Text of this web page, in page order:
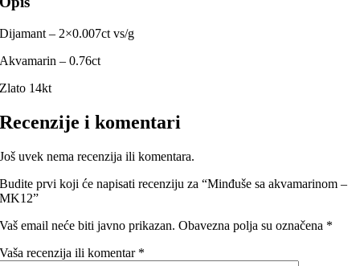
Dijamant – 2×0.007ct vs/g
Akvamarin – 0.76ct
Zlato 14kt
Recenzije i komentari
Još uvek nema recenzija ili komentara.
Budite prvi koji će napisati recenziju za “Minđuše sa akvamarinom –
MK12”
Vaš email neće biti javno prikazan. Obavezna polja su označena *
Vaša recenzija ili komentar *